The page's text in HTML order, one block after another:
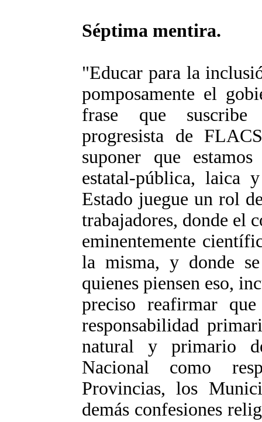
Séptima mentira.
"Educar para la
pomposamente el
frase que suscribe
progresista de
suponer que
estatal-pública, laica
Estado juegue un rol
trabajadores, donde el
eminentemente
la misma, y donde
quienes piensen eso,
preciso reafirmar
responsabilidad
natural y primario
Nacional como
Provincias, los
demás confesiones